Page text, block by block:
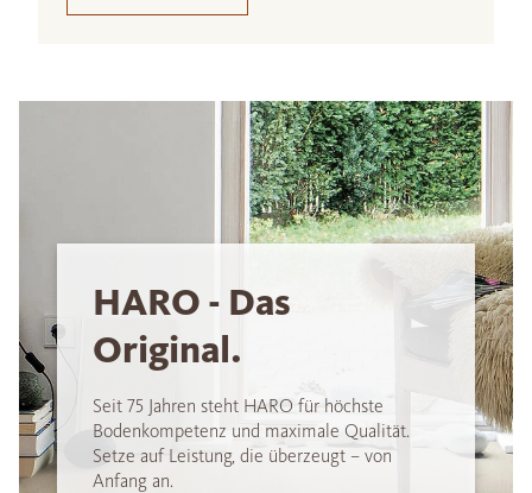
HARO - Das
Original.
Seit 75 Jahren steht HARO für höchste
Bodenkompetenz und maximale Qualität.
Setze auf Leistung, die überzeugt – von
Anfang an.